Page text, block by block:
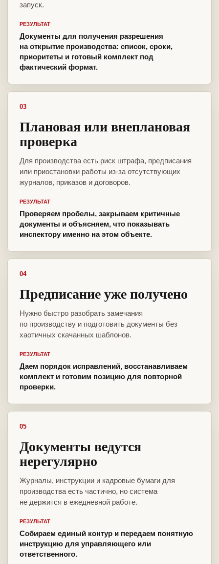
запуск.
РЕЗУЛЬТАТ
Документы для получения разрешения
на открытие производства: список, сроки,
приоритеты и готовый комплект под
фактический формат.
03
Плановая или внеплановая
проверка
Для производства есть риск штрафа, предписания
или приостановки работы из-за отсутствующих
журналов, приказов и договоров.
РЕЗУЛЬТАТ
Проверяем пробелы, закрываем критичные
документы и объясняем, что показывать
инспектору именно на этом объекте.
04
Предписание уже получено
Нужно быстро разобрать замечания
по производству и подготовить документы без
хаотичных скачанных шаблонов.
РЕЗУЛЬТАТ
Даем порядок исправлений, восстанавливаем
комплект и готовим позицию для повторной
проверки.
05
Документы ведутся
нерегулярно
Журналы, инструкции и кадровые бумаги для
производства есть частично, но система
не держится в ежедневной работе.
РЕЗУЛЬТАТ
Собираем единый контур и передаем понятную
инструкцию для управляющего или
ответственного.